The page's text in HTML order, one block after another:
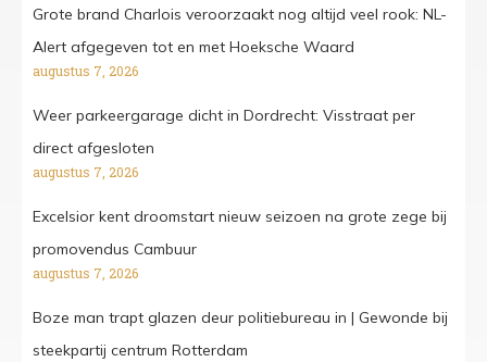
Grote brand Charlois veroorzaakt nog altijd veel rook: NL-
Alert afgegeven tot en met Hoeksche Waard
augustus 7, 2026
Weer parkeergarage dicht in Dordrecht: Visstraat per
direct afgesloten
augustus 7, 2026
Excelsior kent droomstart nieuw seizoen na grote zege bij
promovendus Cambuur
augustus 7, 2026
Boze man trapt glazen deur politiebureau in | Gewonde bij
steekpartij centrum Rotterdam